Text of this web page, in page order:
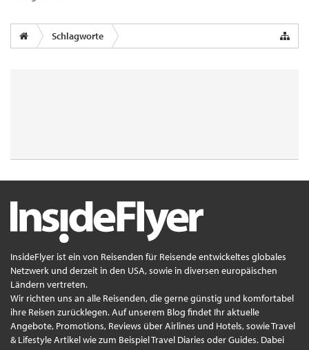
Schlagworte
InsideFlyer ist ein von Reisenden für Reisende entwickeltes globales
Netzwerk und derzeit in den USA, sowie in diversen europäischen
Ländern vertreten.
Wir richten uns an alle Reisenden, die gerne günstig und komfortabel
ihre Reisen zurücklegen. Auf unserem Blog findet Ihr aktuelle
Angebote, Promotions, Reviews über Airlines und Hotels, sowie Travel
& Lifestyle Artikel wie zum Beispiel Travel Diaries oder Guides. Dabei